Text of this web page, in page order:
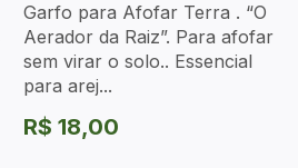
Garfo para Afofar Terra . “O
Aerador da Raiz”. Para afofar
sem virar o solo.. Essencial
para arej...
R$ 18,00